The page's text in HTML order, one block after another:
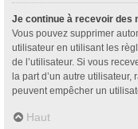
Je continue à recevoir des
Vous pouvez supprimer
utilisateur en utilisant les
de l’utilisateur. Si vous
la part d’un autre
peuvent empêcher un
Haut